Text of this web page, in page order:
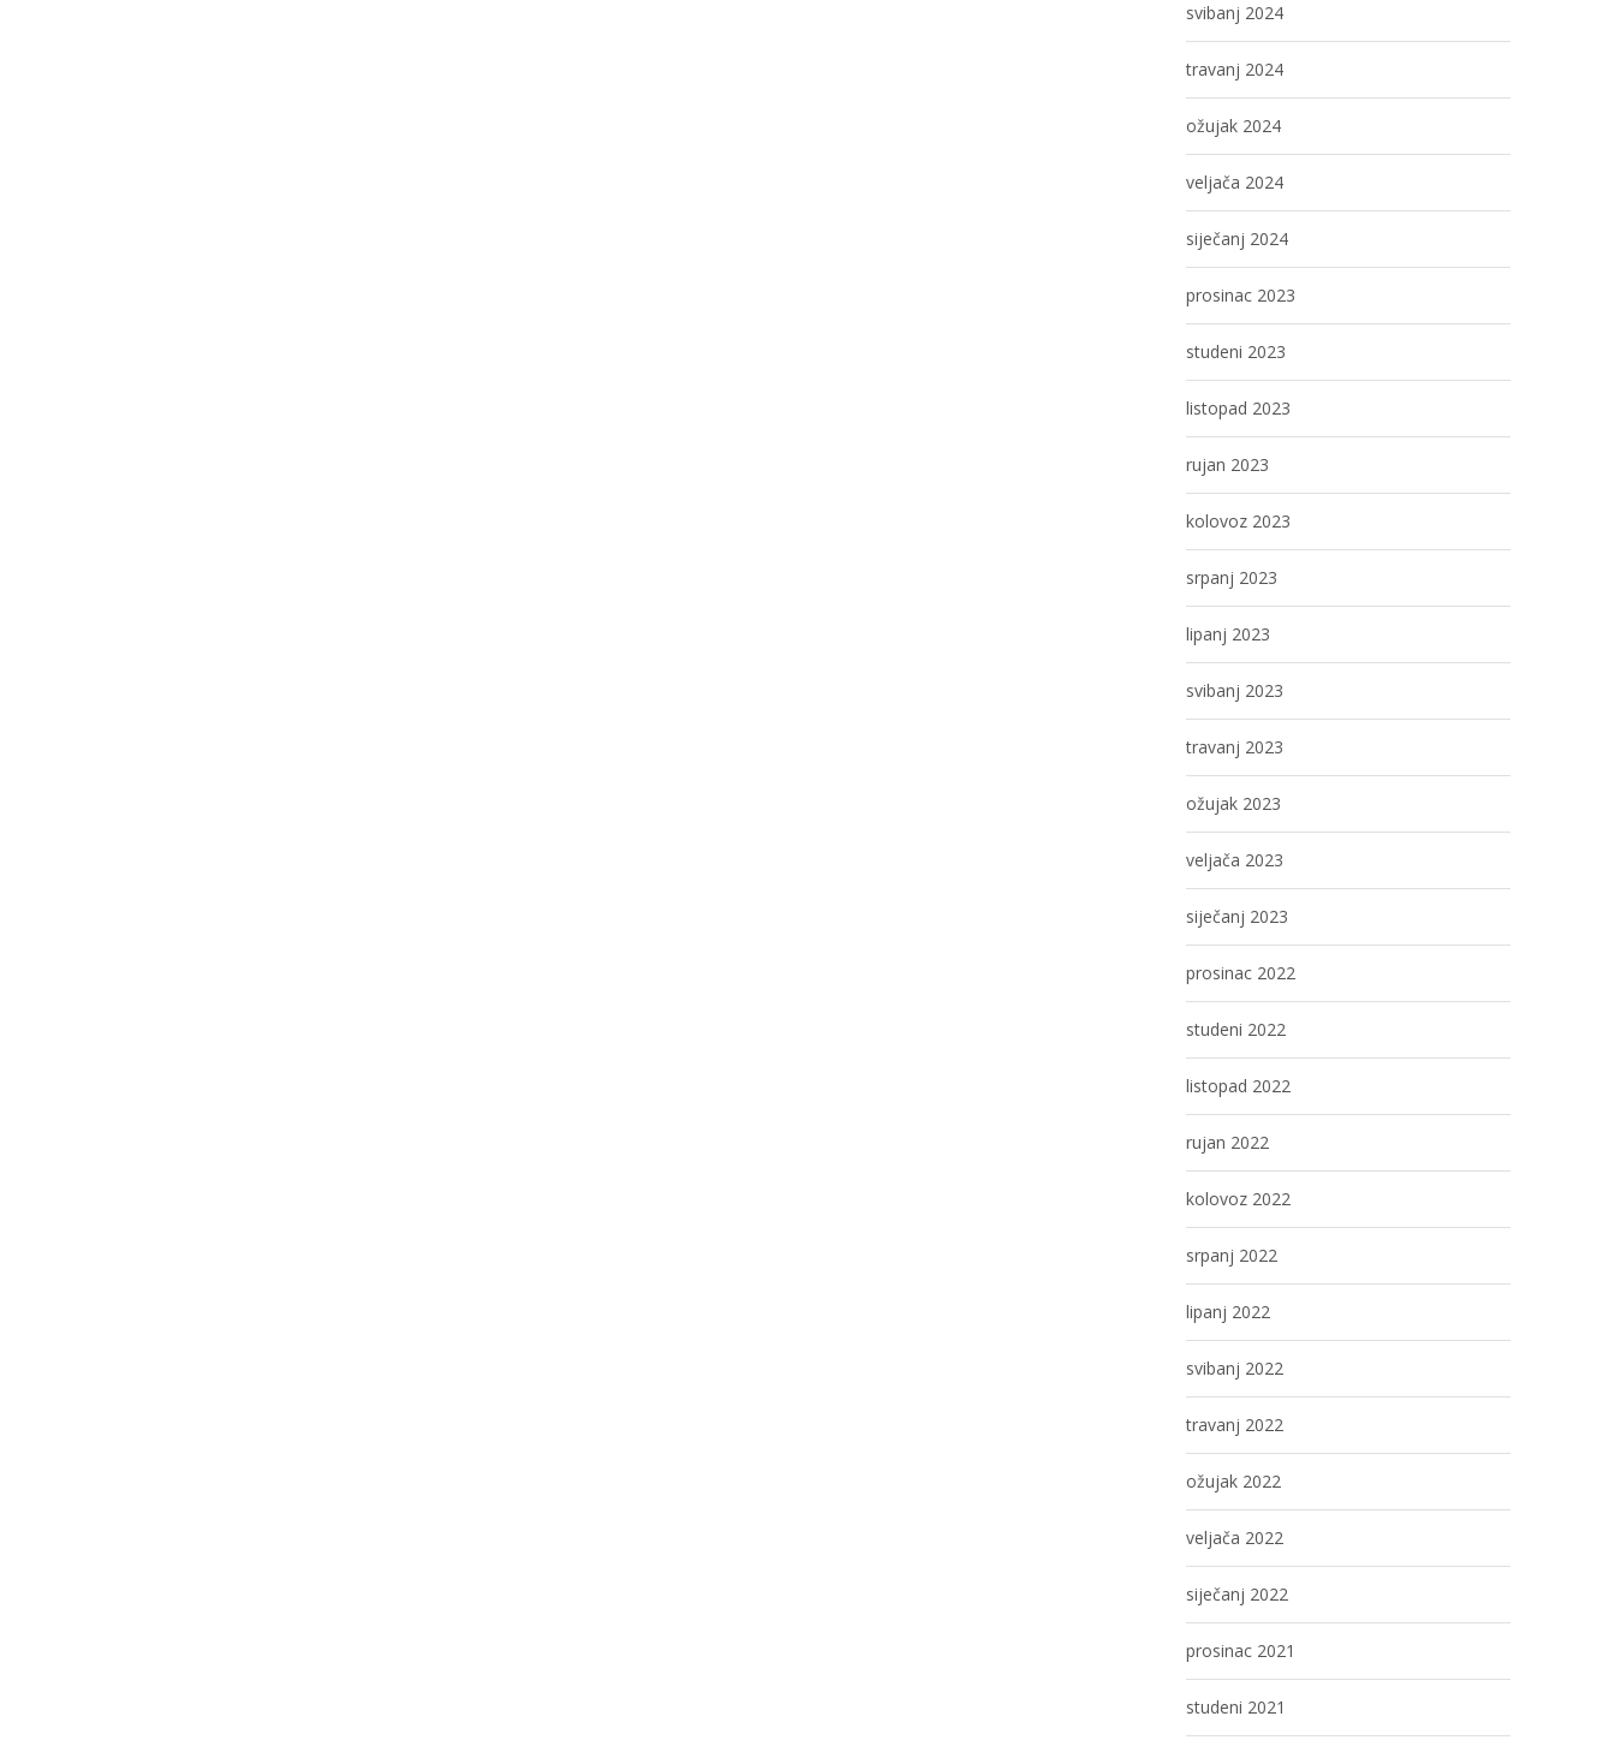
svibanj 2024
travanj 2024
ožujak 2024
veljača 2024
siječanj 2024
prosinac 2023
studeni 2023
listopad 2023
rujan 2023
kolovoz 2023
srpanj 2023
lipanj 2023
svibanj 2023
travanj 2023
ožujak 2023
veljača 2023
siječanj 2023
prosinac 2022
studeni 2022
listopad 2022
rujan 2022
kolovoz 2022
srpanj 2022
lipanj 2022
svibanj 2022
travanj 2022
ožujak 2022
veljača 2022
siječanj 2022
prosinac 2021
studeni 2021